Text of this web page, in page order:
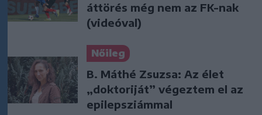
áttörés még nem az FK-nak
(videóval)
Nőileg
B. Máthé Zsuzsa: Az élet
„doktoriját” végeztem el az
epilepsziámmal